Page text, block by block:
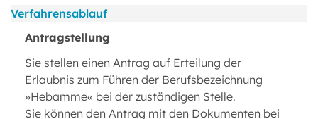
Verfahrensablauf
Antragstellung
Sie stellen einen Antrag auf Erteilung der
Erlaubnis zum Führen der Berufsbezeichnung
»Hebamme« bei der zuständigen Stelle.
Sie können den Antrag mit den Dokumenten bei